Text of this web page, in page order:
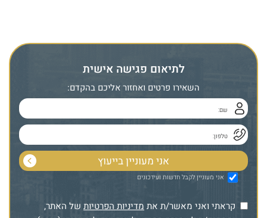
לתיאום פגישה אישית
השאירו פרטים ואחזור אליכם בהקדם:
אני מעוניין לקבל חדשות ועידכונים
קראתי ואני מאשר/ת את מדיניות הפרטיות של האתר,